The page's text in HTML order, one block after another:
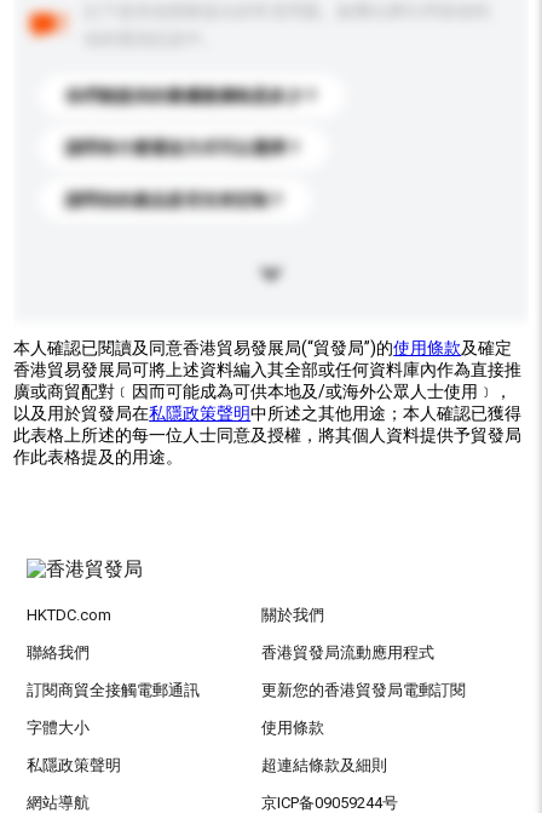
你們能提供的最優惠價格是多少？
請問有什麼運送方式可以選擇？
請問你的產品是否支持定制？
本人確認已閱讀及同意香港貿易發展局(“貿發局”)的使用條款及確定
香港貿易發展局可將上述資料編入其全部或任何資料庫內作為直接推
廣或商貿配對﹝因而可能成為可供本地及/或海外公眾人士使用﹞，
以及用於貿發局在私隱政策聲明中所述之其他用途；本人確認已獲得
此表格上所述的每一位人士同意及授權，將其個人資料提供予貿發局
作此表格提及的用途。
HKTDC.com 關於我們
聯絡我們 香港貿發局流動應用程式
訂閱商貿全接觸電郵通訊 更新您的香港貿發局電郵訂閱
字體大小 使用條款
私隱政策聲明 超連結條款及細則
網站導航 京ICP备09059244号